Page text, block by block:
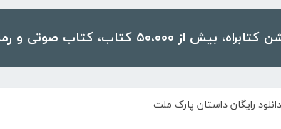
کتاب، کتاب صوتی و رمان را در موبایل و تبلت خود داشته باشید!
رایگان داستان پارک ملت